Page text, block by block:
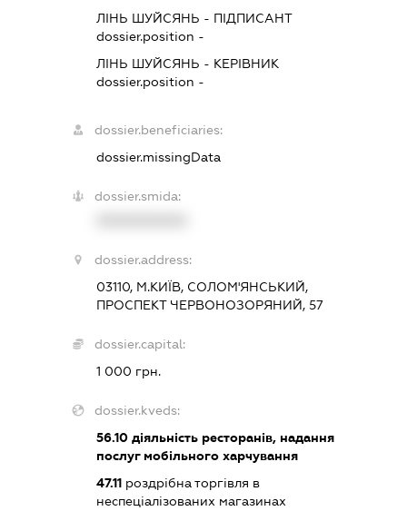
ЛІНЬ ШУЙСЯНЬ - ПІДПИСАНТ
dossier.position -
ЛІНЬ ШУЙСЯНЬ - КЕРІВНИК
dossier.position -
dossier.beneficiaries:
dossier.missingData
dossier.smida:
dossier.address:
03110, М.КИЇВ, СОЛОМ'ЯНСЬКИЙ,
ПРОСПЕКТ ЧЕРВОНОЗОРЯНИЙ, 57
dossier.capital:
1 000 грн.
dossier.kveds:
56.10 діяльність ресторанів, надання
послуг мобільного харчування
47.11 роздрібна торгівля в
неспеціалізованих магазинах